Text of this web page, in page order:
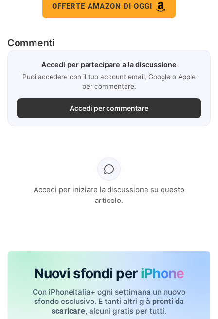
OFFERTE AMAZON DI OGGI
Commenti
Accedi per partecipare alla discussione
Puoi accedere con il tuo account email, Google o Apple
per commentare.
Accedi per commentare
Accedi per iniziare la discussione su questo
articolo.
Nuovi sfondi per iPhone
Con iPhoneItalia+ ogni settimana un nuovo
sfondo esclusivo. E tanti altri già pronti da
scaricare, alcuni gratis per tutti.